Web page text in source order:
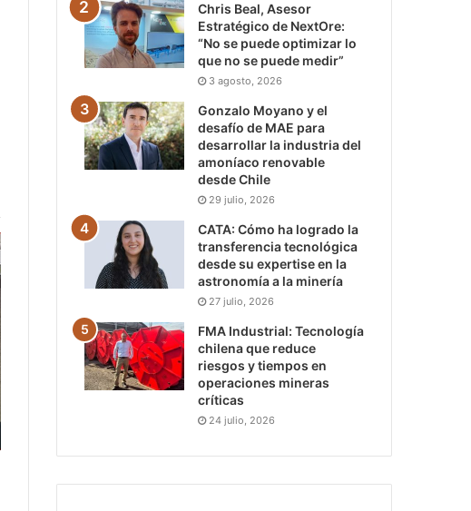
Chris Beal, Asesor
Estratégico de NextOre:
“No se puede optimizar lo
que no se puede medir”
3 agosto, 2026
Gonzalo Moyano y el
desafío de MAE para
desarrollar la industria del
amoníaco renovable
desde Chile
29 julio, 2026
CATA: Cómo ha logrado la
transferencia tecnológica
desde su expertise en la
astronomía a la minería
27 julio, 2026
FMA Industrial: Tecnología
chilena que reduce
riesgos y tiempos en
operaciones mineras
críticas
24 julio, 2026